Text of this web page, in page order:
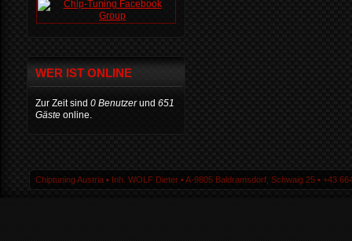
WER IST ONLINE
Zur Zeit sind 0 Benutzerund 651
Gäste online.
Chiptuning Austria ▪ Inh. WOLF Dieter ▪ A-9805 Baldramsdorf, Schwaig 25 ▪ +43